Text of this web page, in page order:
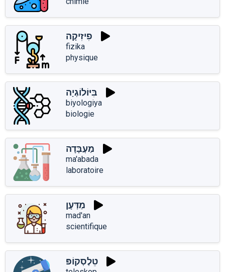
פִיזִיקָה
fizika
physique
בִּיּוֹלוֹגְיָה
biyologiya
biologie
מַעְבָּדָה
ma'abada
laboratoire
מַדְּעָן
mad'an
scientifique
טֵלֶסְקוֹפּ